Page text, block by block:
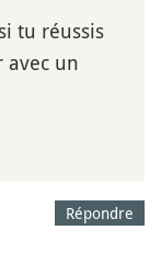
tu réussis
avec un
Répondre